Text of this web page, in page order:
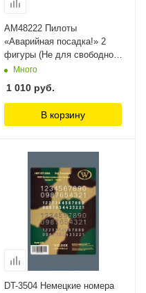
AM48222 Пилоты
«Аварийная посадка!» 2
фигуры (Не для свободной
продажи) Arma Models 1/48
Много
1 010 руб.
В корзину
DT-3504 Немецкие номера